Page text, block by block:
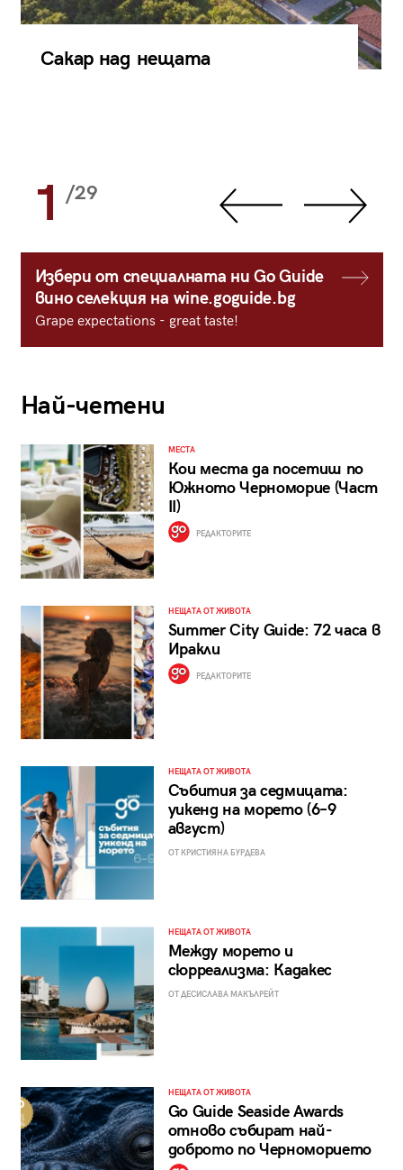
Сакар над нещата
1 /29
Избери от специалната ни Go Guide
вино селекция на wine.goguide.bg
Grape expectations - great taste!
Най-четени
МЕСТА
Кои места да посетиш по
Южното Черноморие (Част
II)
РЕДАКТОРИТЕ
НЕЩАТА ОТ ЖИВОТА
Summer City Guide: 72 часа в
Иракли
РЕДАКТОРИТЕ
НЕЩАТА ОТ ЖИВОТА
Събития за седмицата:
уикенд на морето (6–9
август)
ОТ КРИСТИЯНА БУРДЕВА
НЕЩАТА ОТ ЖИВОТА
Между морето и
сюрреализма: Кадакес
ОТ ДЕСИСЛАВА МАКЪЛРЕЙТ
НЕЩАТА ОТ ЖИВОТА
Go Guide Seaside Awards
отново събират най-
доброто по Черноморието